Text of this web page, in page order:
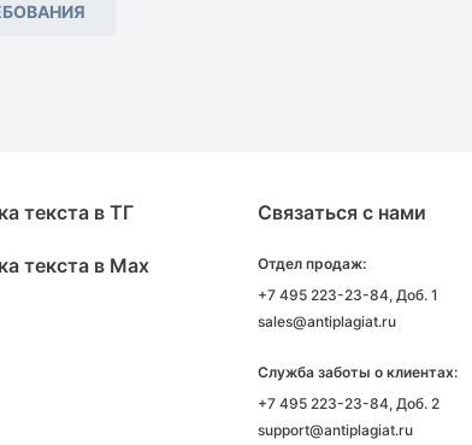
текста в ТГ
текста в Max
Связаться с нами
Отдел продаж:
+7 495 223-23-84, Доб. 1
sales@antiplagiat.ru
Служба заботы о клиентах:
+7 495 223-23-84, Доб. 2
support@antiplagiat.ru